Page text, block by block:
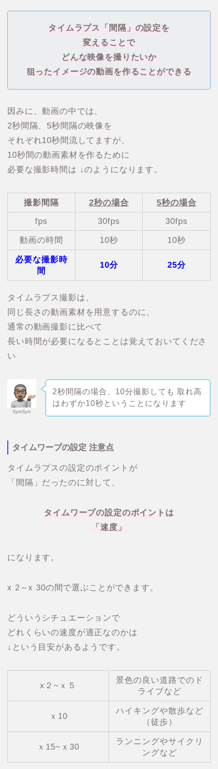
タイムラプス「間隔」の設定を
変えることで
どんな映像を撮りたいか
狙ったイメージの動画を作ることができる
因みに、動画の中では、
2秒間隔、5秒間隔の映像を
それぞれ10秒間流してますが、
10秒間の動画素材を作るために
必要な撮影時間は ↓のようになります。
撮影間隔 2秒の場合
5秒の場合
fps
30fps 30fps
動画の時間 10秒 10秒
必要な撮影時
間
10分 25分
タイムラプス撮影は、
同じ長さの動画素材を用意するのに、
通常の動画撮影に比べて
長い時間が必要になるとことは覚えておいてくださ
い
SymSym
2秒間隔の場合、10分撮影しても 取れ高
はわずか10秒ということになります
タイムワープの設定 注意点
タイムラプスの設定のポイントが
「間隔」だったのに対して、
タイムワープの設定のポイントは
「速度」
になります。
x 2～x 30の間で選ぶことができます。
どういうシチュエーションで
どれくらいの速度が適正なのかは
↓という目安があるようです。
x２~ｘ５
景色の良い道路でのド
ライブなど
ｘ10
ハイキングや散歩など
（徒歩）
ｘ15~ｘ30
ランニングやサイクリ
ングなど